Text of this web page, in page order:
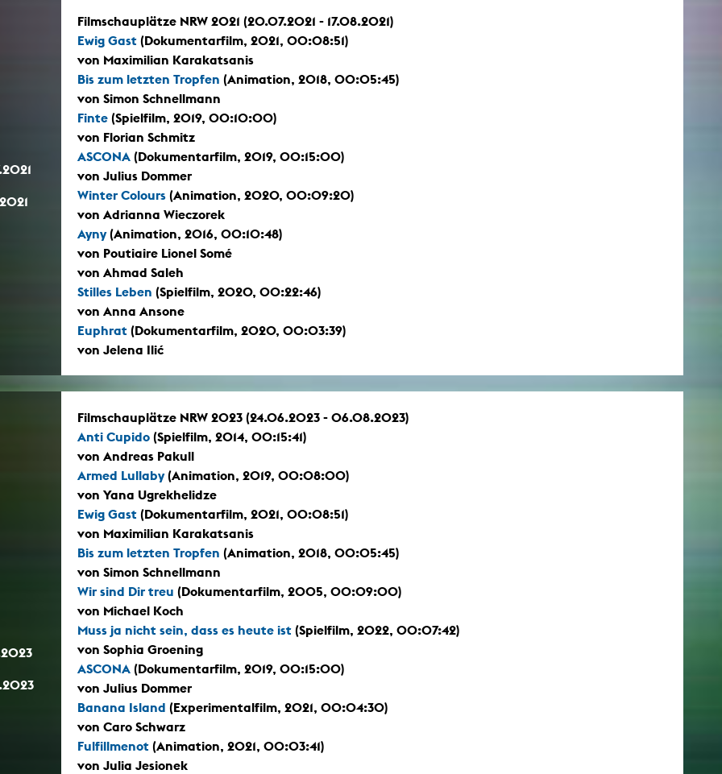
Filmschauplätze NRW 2021 (20.07.2021 - 17.08.2021)
Ewig Gast (Dokumentarfilm, 2021, 00:08:51)
von Maximilian Karakatsanis
Bis zum letzten Tropfen (Animation, 2018, 00:05:45)
von Simon Schnellmann
Finte (Spielfilm, 2019, 00:10:00)
von Florian Schmitz
ASCONA (Dokumentarfilm, 2019, 00:15:00)
von Julius Dommer
Winter Colours (Animation, 2020, 00:09:20)
von Adrianna Wieczorek
Ayny(Animation, 2016, 00:10:48)
von Poutiaire Lionel Somé
von Ahmad Saleh
Stilles Leben (Spielfilm, 2020, 00:22:46)
von Anna Ansone
Euphrat (Dokumentarfilm, 2020, 00:03:39)
von Jelena Ilić
Filmschauplätze NRW 2023 (24.06.2023 - 06.08.2023)
Anti Cupido (Spielfilm, 2014, 00:15:41)
von Andreas Pakull
Armed Lullaby(Animation, 2019, 00:08:00)
von Yana Ugrekhelidze
Ewig Gast (Dokumentarfilm, 2021, 00:08:51)
von Maximilian Karakatsanis
Bis zum letzten Tropfen (Animation, 2018, 00:05:45)
von Simon Schnellmann
Wir sind Dir treu (Dokumentarfilm, 2005, 00:09:00)
von Michael Koch
Muss ja nicht sein, dass es heute ist (Spielfilm, 2022, 00:07:42)
von Sophia Groening
ASCONA (Dokumentarfilm, 2019, 00:15:00)
von Julius Dommer
Banana Island (Experimentalfilm, 2021, 00:04:30)
von Caro Schwarz
Fulfillmenot (Animation, 2021, 00:03:41)
von Julia Jesionek